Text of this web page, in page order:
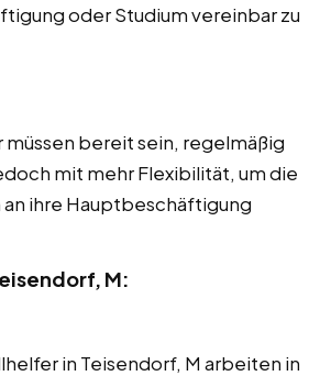
oder Studium vereinbar zu
bereit sein, regelmäßig
mit mehr Flexibilität, um die
ihre Hauptbeschäftigung
M:
in Teisendorf, M arbeiten in